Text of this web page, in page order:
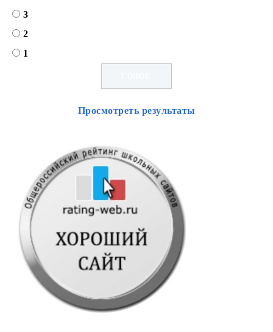
3
2
1
Просмотреть результаты